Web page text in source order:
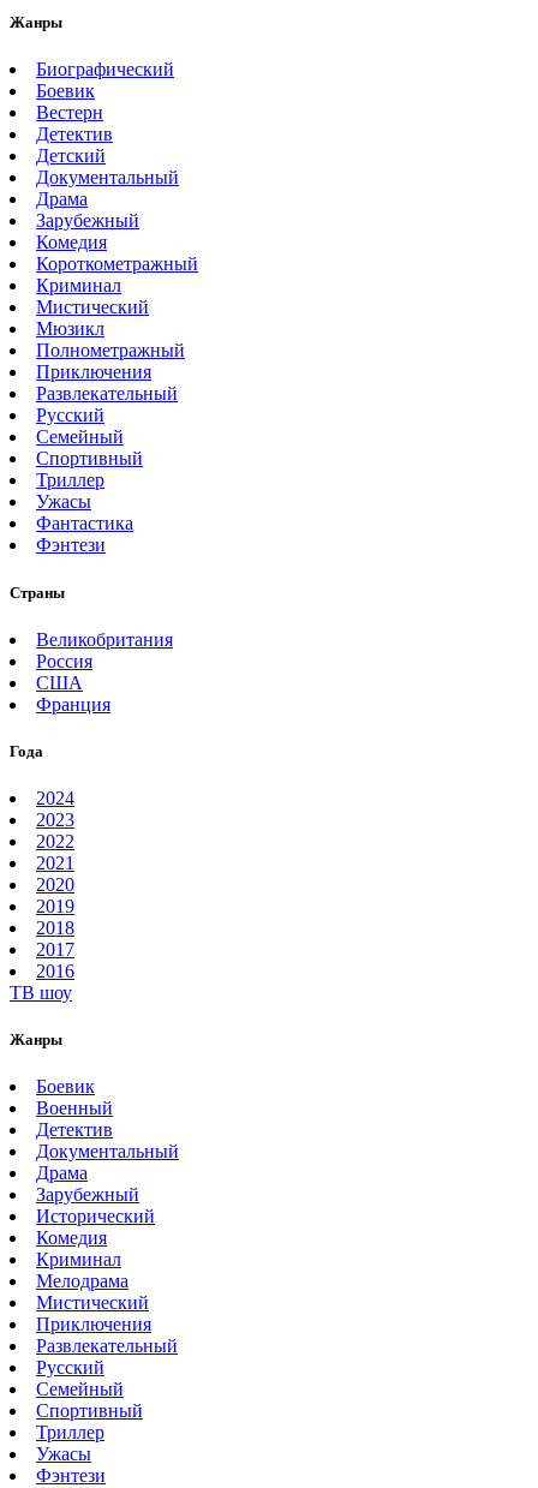
Жанры
Биографический
Боевик
Вестерн
Детектив
Детский
Документальный
Драма
Зарубежный
Комедия
Короткометражный
Криминал
Мистический
Мюзикл
Полнометражный
Приключения
Развлекательный
Русский
Семейный
Спортивный
Триллер
Ужасы
Фантастика
Фэнтези
Страны
Великобритания
Россия
США
Франция
Года
2024
2023
2022
2021
2020
2019
2018
2017
2016
ТВ шоу
Жанры
Боевик
Военный
Детектив
Документальный
Драма
Зарубежный
Исторический
Комедия
Криминал
Мелодрама
Мистический
Приключения
Развлекательный
Русский
Семейный
Спортивный
Триллер
Ужасы
Фэнтези